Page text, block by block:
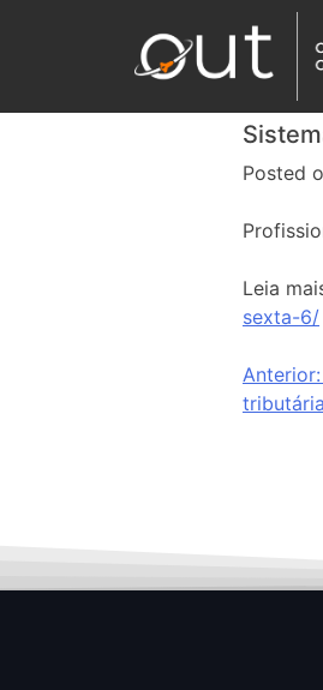
Posted
Leia
sexta-6/
Anterior:
tributária